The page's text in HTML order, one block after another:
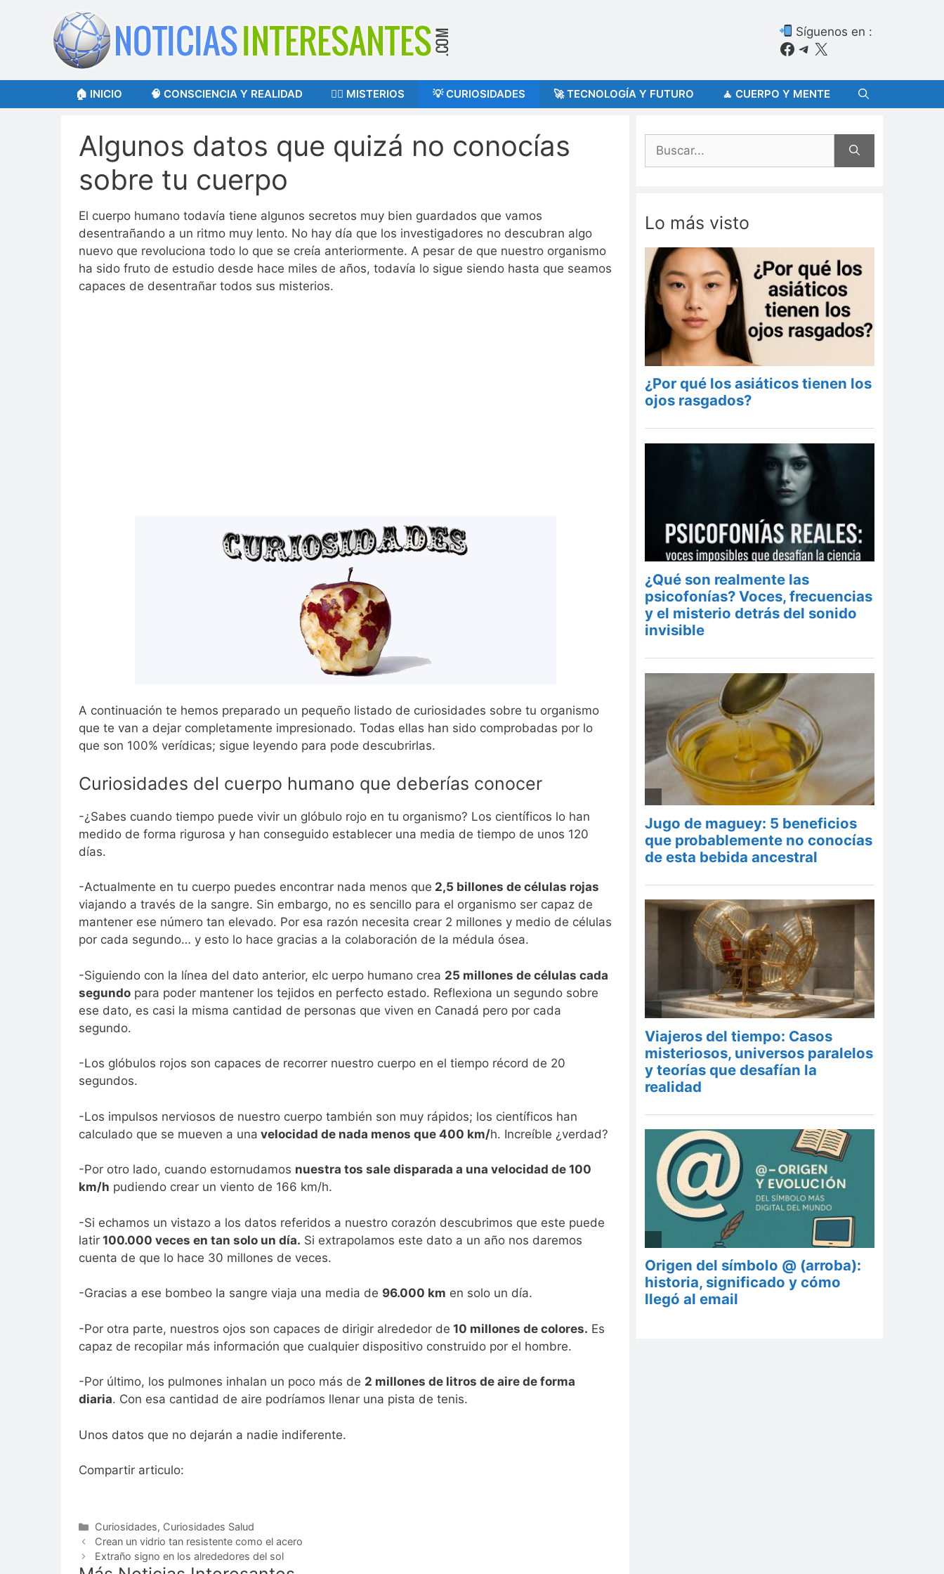
contenido
Síguenos en :
Facebook
Telegram
X
🏠 INICIO 🧠 CONSCIENCIA Y REALIDAD 🕵️‍♂️ MISTERIOS 💡 CURIOSIDADES 🚀 TECNOLOGÍA Y FUTURO 🧘 CUERPO Y MENTE
Algunos datos que quizá no conocías
sobre tu cuerpo
El cuerpo humano todavía tiene algunos secretos muy bien guardados que vamos
desentrañando a un ritmo muy lento. No hay día que los investigadores no descubran algo
nuevo que revoluciona todo lo que se creía anteriormente. A pesar de que nuestro organismo
ha sido fruto de estudio desde hace miles de años, todavía lo sigue siendo hasta que seamos
capaces de desentrañar todos sus misterios.
A continuación te hemos preparado un pequeño listado de curiosidades sobre tu organismo
que te van a dejar completamente impresionado. Todas ellas han sido comprobadas por lo
que son 100% verídicas; sigue leyendo para pode descubrirlas.
Curiosidades del cuerpo humano que deberías conocer
-¿Sabes cuando tiempo puede vivir un glóbulo rojo en tu organismo? Los científicos lo han
medido de forma rigurosa y han conseguido establecer una media de tiempo de unos 120
días.
-Actualmente en tu cuerpo puedes encontrar nada menos que 2,5 billones de células rojas
viajando a través de la sangre. Sin embargo, no es sencillo para el organismo ser capaz de
mantener ese número tan elevado. Por esa razón necesita crear 2 millones y medio de células
por cada segundo… y esto lo hace gracias a la colaboración de la médula ósea.
-Siguiendo con la línea del dato anterior, elc uerpo humano crea 25 millones de células cada
segundo para poder mantener los tejidos en perfecto estado. Reflexiona un segundo sobre
ese dato, es casi la misma cantidad de personas que viven en Canadá pero por cada
segundo.
-Los glóbulos rojos son capaces de recorrer nuestro cuerpo en el tiempo récord de 20
segundos.
-Los impulsos nerviosos de nuestro cuerpo también son muy rápidos; los científicos han
calculado que se mueven a una velocidad de nada menos que 400 km/h. Increíble ¿verdad?
-Por otro lado, cuando estornudamos nuestra tos sale disparada a una velocidad de 100
km/h pudiendo crear un viento de 166 km/h.
-Si echamos un vistazo a los datos referidos a nuestro corazón descubrimos que este puede
latir 100.000 veces en tan solo un día. Si extrapolamos este dato a un año nos daremos
cuenta de que lo hace 30 millones de veces.
-Gracias a ese bombeo la sangre viaja una media de 96.000 km en solo un día.
-Por otra parte, nuestros ojos son capaces de dirigir alrededor de 10 millones de colores. Es
capaz de recopilar más información que cualquier dispositivo construido por el hombre.
-Por último, los pulmones inhalan un poco más de 2 millones de litros de aire de forma
diaria. Con esa cantidad de aire podríamos llenar una pista de tenis.
Unos datos que no dejarán a nadie indiferente.
Compartir articulo:
Categorías
Curiosidades, Curiosidades Salud
Crean un vidrio tan resistente como el acero
Extraño signo en los alrededores del sol
Buscar:
Lo más visto